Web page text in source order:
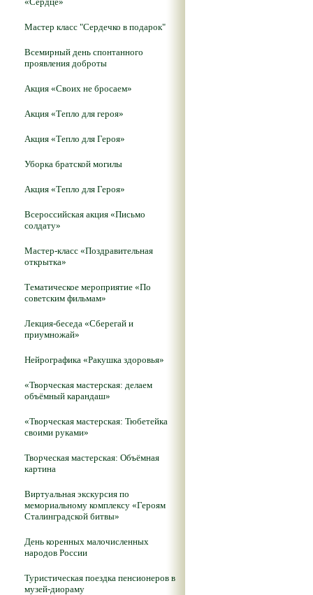
Мастер класс "Сердечко в подарок"
Всемирный день спонтанного
проявления доброты
Акция «Своих не бросаем»
Акция «Тепло для героя»
Акция «Тепло для Героя»
Уборка братской могилы
Акция «Тепло для Героя»
Всероссийская акция «Письмо
солдату»
Мастер-класс «Поздравительная
открытка»
Тематическое мероприятие «По
советским фильмам»
Лекция-беседа «Сберегай и
приумножай»
Нейрографика «Ракушка здоровья»
«Творческая мастерская: делаем
объёмный карандаш»
«Творческая мастерская: Тюбетейка
своими руками»
Творческая мастерская: Объёмная
картина
Виртуальная экскурсия по
мемориальному комплексу «Героям
Сталинградской битвы»
День коренных малочисленных
народов России
Туристическая поездка пенсионеров в
музей-диораму